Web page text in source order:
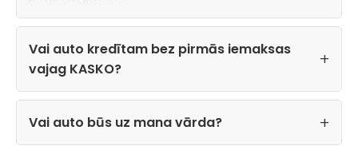
Vai auto kredītam bez pirmās iemaksas
vajag KASKO?
Vai auto būs uz mana vārda?